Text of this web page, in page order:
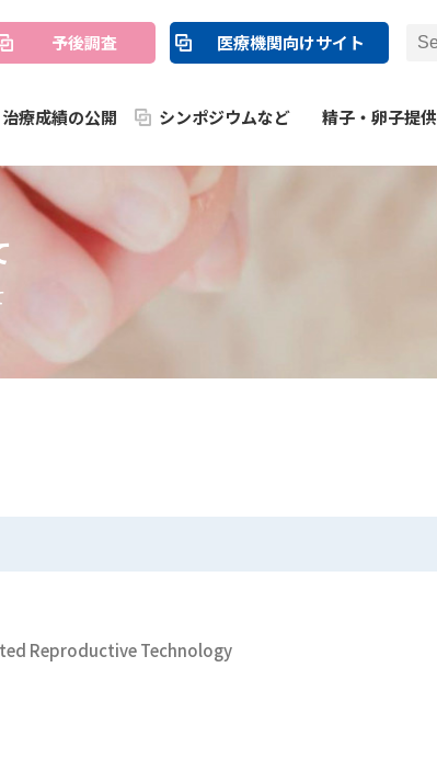
治療成績の公開 シンポジウムなど 精子・卵子提供
予後調査 医療機関向けサイト
Reproductive Technology